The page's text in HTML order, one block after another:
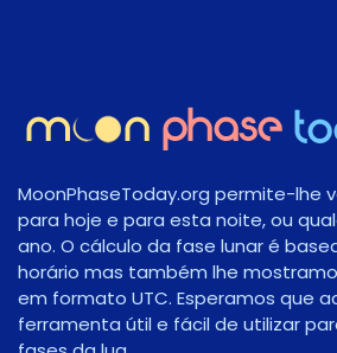
MoonPhaseToday.org permite-lhe
para hoje e para esta noite, ou
ano. O cálculo da fase lunar é
horário mas também lhe
em formato UTC. Esperamos que
ferramenta útil e fácil de utilizar